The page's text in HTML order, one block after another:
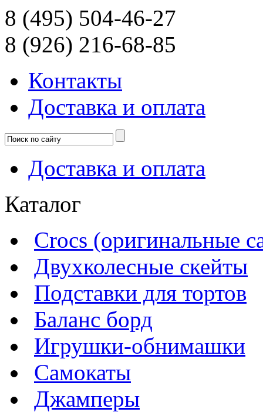
8 (495) 504-46-27
8 (926) 216-68-85
Контакты
Доcтавка и оплата
Доcтавка и оплата
Каталог
Crocs (оригинальные
Двухколесные скейты
Подставки для тортов
Баланс борд
Игрушки-обнимашки
Самокаты
Джамперы